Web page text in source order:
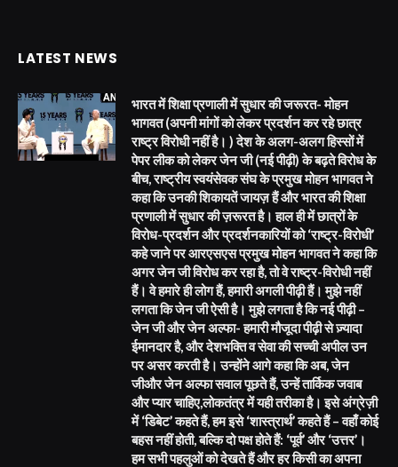
LATEST NEWS
भारत में शिक्षा प्रणाली में सुधार की जरूरत- मोहन
भागवत (अपनी मांगों को लेकर प्रदर्शन कर रहे छात्र
राष्ट्र विरोधी नहीं है। ) देश के अलग-अलग हिस्सों में
पेपर लीक को लेकर जेन जी (नई पीढ़ी) के बढ़ते विरोध के
बीच, राष्ट्रीय स्वयंसेवक संघ के प्रमुख मोहन भागवत ने
कहा कि उनकी शिकायतें जायज़ हैं और भारत की शिक्षा
प्रणाली में सुधार की ज़रूरत है। हाल ही में छात्रों के
विरोध-प्रदर्शन और प्रदर्शनकारियों को ‘राष्ट्र-विरोधी’
कहे जाने पर आरएसएस प्रमुख मोहन भागवत ने कहा कि
अगर जेन जी विरोध कर रहा है, तो वे राष्ट्र-विरोधी नहीं
हैं। वे हमारे ही लोग हैं, हमारी अगली पीढ़ी हैं। मुझे नहीं
लगता कि जेन जी ऐसी है। मुझे लगता है कि नई पीढ़ी –
जेन जी और जेन अल्फा- हमारी मौजूदा पीढ़ी से ज़्यादा
ईमानदार है, और देशभक्ति व सेवा की सच्ची अपील उन
पर असर करती है। उन्होंने आगे कहा कि अब, जेन
जीऔर जेन अल्फा सवाल पूछते हैं, उन्हें तार्किक जवाब
और प्यार चाहिए,लोकतंत्र में यही तरीका है। इसे अंग्रेज़ी
में ‘डिबेट’ कहते हैं, हम इसे ‘शास्त्रार्थ’ कहते हैं – वहाँ कोई
बहस नहीं होती, बल्कि दो पक्ष होते हैं: ‘पूर्व’ और ‘उत्तर’।
हम सभी पहलुओं को देखते हैं और हर किसी का अपना